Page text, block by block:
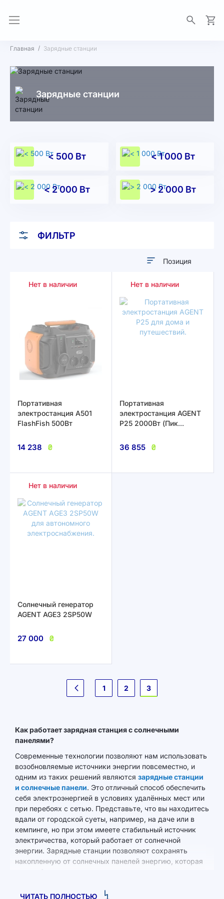
Главная Зарядные станции
Зарядные станции
< 500 Вт < 1 000 Вт
< 2 000 Вт > 2 000 Вт
Задать
по
Нет в наличии
Портативная
электростанция A501
FlashFish 500Вт
14 238 ₴
Нет в наличии
Портативная
электростанция AGENT
P25 2000Вт (Пик
36 855 ₴
Нет в наличии
Солнечный генератор
AGENT AGE3 2SP50W
27 000 ₴
Страница
Предыдущее
1 2 3
ФИЛЬТР
Как работает зарядная станция с солнечными
панелями?
Современные технологии позволяют нам использовать
возобновляемые источники энергии повсеместно, и
одним из таких решений являются зарядные станции
и солнечные панели. Это отличный способ обеспечить
себя электроэнергией в условиях удалённых мест или
при перебоях с сетью. Представьте, что вы находитесь
вдали от городской суеты, например, на даче или в
кемпинге, но при этом имеете стабильный источник
электричества, который работает от солнечной
энергии. Зарядные станции позволяют сохранять
накопленную от солнечных панелей энергию, которая
может быть использована для подзарядки ваших
бытовой техники.
ЧИТАТЬ ПОЛНОСТЬЮ